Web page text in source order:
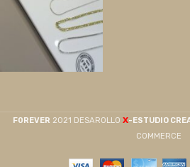
F0REVER 2021 DESAROLLO X-ESTUDIO
COMMERCE